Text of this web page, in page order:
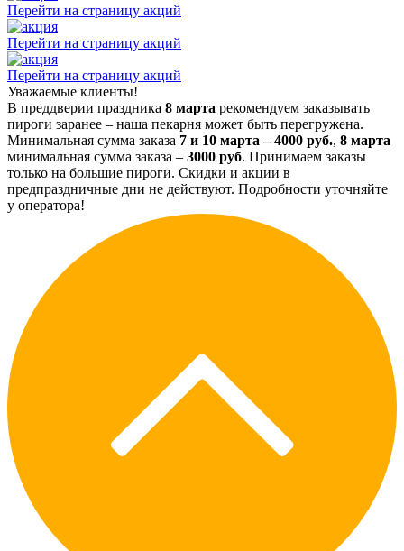
Перейти на страницу акций
Перейти на страницу акций
Перейти на страницу акций
Уважаемые клиенты!
В преддверии праздника 8 марта рекомендуем заказывать
пироги заранее – наша пекарня может быть перегружена.
Минимальная сумма заказа 7 и 10 марта – 4000 руб., 8 марта
минимальная сумма заказа – 3000 руб. Принимаем заказы
только на большие пироги. Скидки и акции в
предпраздничные дни не действуют. Подробности уточняйте
у оператора!